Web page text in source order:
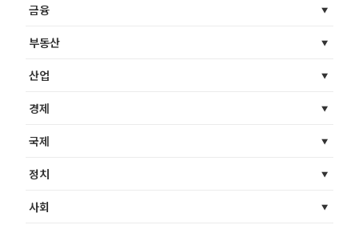
금융
부동산
산업
경제
국제
정치
사회